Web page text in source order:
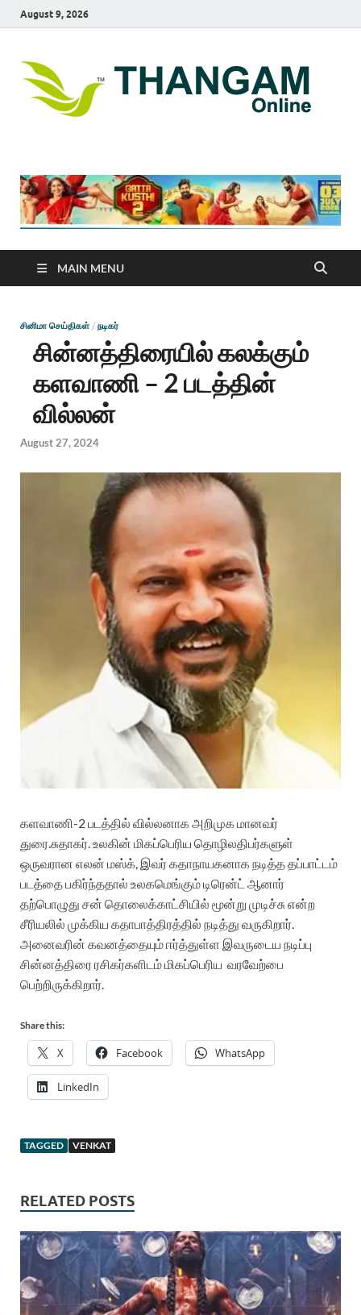
August 9, 2026
MAIN MENU
சினிமா செய்திகள் / நடிகர்
சின்னத்திரையில் கலக்கும்
களவாணி – 2 படத்தின்
வில்லன்
August 27, 2024
களவாணி-2 படத்தில் வில்லனாக அறிமுக மானவர்
துரை.சுதாகர்.உலகின் மிகப்பெரிய தொழிலதிபர்களுள்
ஒருவரான எலன் மஸ்க், இவர் கதாநாயகனாக நடித்த தப்பாட்டம்
படத்தை பகிர்ந்ததால் உலகமெங்கும் டிரென்ட் ஆனார்
தற்பொழுது சன் தொலைக்காட்சியில் மூன்று முடிச்சு என்ற
சீரியலில் முக்கிய கதாபாத்திரத்தில் நடித்து வருகிறார்.
அனைவரின் கவனத்தையும் ஈர்த்துள்ள இவருடைய நடிப்பு
சின்னத்திரை ரசிகர்களிடம் மிகப்பெரிய வரவேற்பை
பெற்றிருக்கிறார்.
Share this:
X Facebook WhatsApp
LinkedIn
TAGGED VENKAT
RELATED POSTS